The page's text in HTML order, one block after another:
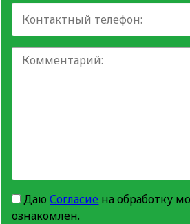
ДаюСогласие на обработку
ознакомлен.